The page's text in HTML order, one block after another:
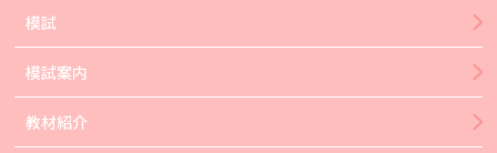
模試
模試案内
教材紹介